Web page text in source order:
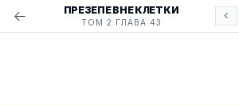
ПРЕЗЕПЕ ВНЕ КЛЕТКИ
ТОМ 2 ГЛАВА 43